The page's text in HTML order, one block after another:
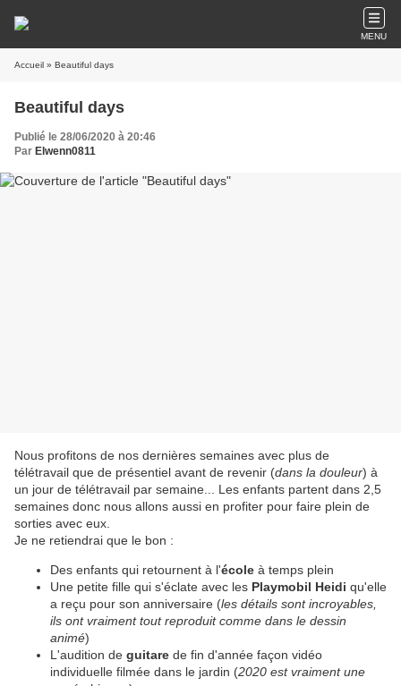
MENU
Accueil » Beautiful days
Beautiful days
Publié le 28/06/2020 à 20:46
Par Elwenn0811
Nous profitons de nos dernières semaines avec plus de
télétravail que de présentiel avant de revenir (dans la douleur) à
un jour de télétravail par semaine... Les enfants partent dans 2,5
semaines donc nous allons aussi en profiter pour faire plein de
sorties avec eux.
Je ne retiendrai que le bon :
Des enfants qui retournent à l'école à temps plein
Une petite fille qui s'éclate avec les Playmobil Heidi qu'elle
a reçu pour son anniversaire (les détails sont incroyables,
ils ont vraiment tout reproduit comme dans le dessin
animé)
L'audition de guitare de fin d'année façon vidéo
individuelle filmée dans le jardin (2020 est vraiment une